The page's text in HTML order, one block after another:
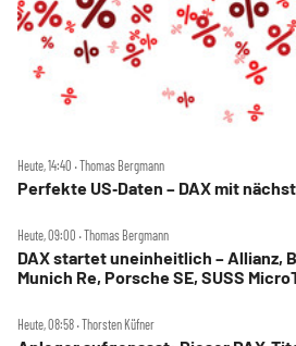
Heute, 14:40 ‧ Thomas Bergmann
Perfekte US‑Daten – DAX mit
Heute, 09:00 ‧ Thomas Bergmann
DAX startet uneinheitlich – Allianz,
Munich Re, Porsche SE, SUSS
Heute, 08:58 ‧ Thorsten Küfner